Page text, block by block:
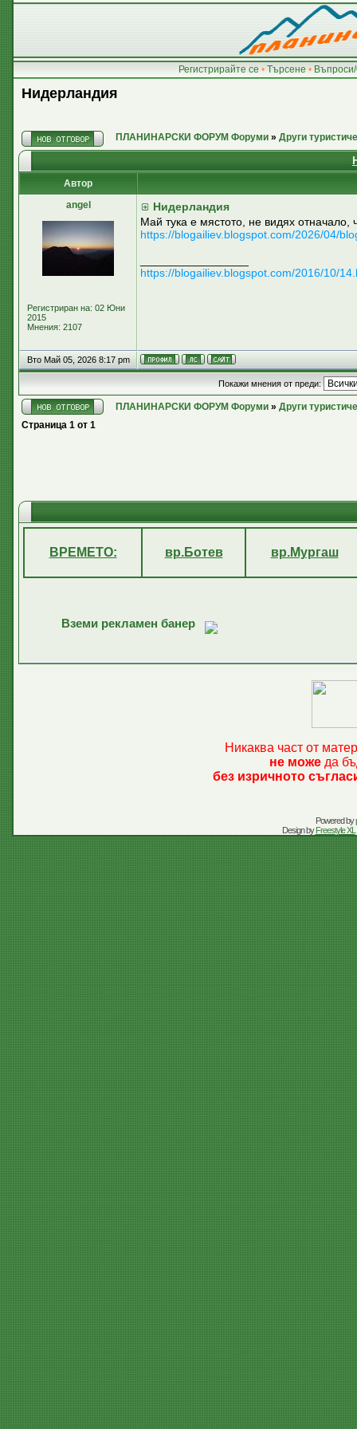
Регистрирайте се • Търсене •
Нидерландия
ПЛАНИНАРСКИ ФОРУМ Форуми » Други
Автор
аngel
Регистриран на: 02 Юни
2015
Мнения: 2107
Нидерландия
Май тука е мястото, не видях
https://blogailiev.blogspot.com/2026/04/
https://blogailiev.blogspot.com/2016/10/
Вто Май 05, 2026 8:17 pm
Покажи мнения от преди:
ПЛАНИНАРСКИ ФОРУМ Форуми » Други
Страница 1 от 1
ВРЕМЕТО: вр.Ботев вр.Мургаш
Вземи рекламен банер
Никаква част от
не може да
без изричното
Powered by
Design byFreestyle XL